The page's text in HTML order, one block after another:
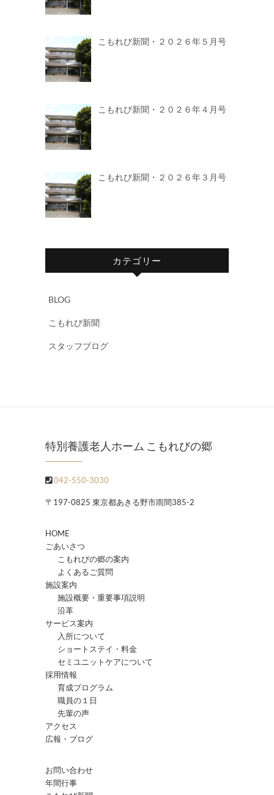
こもれび新聞・２０２６年５月号
こもれび新聞・２０２６年４月号
こもれび新聞・２０２６年３月号
カテゴリー
BLOG
こもれび新聞
スタッフブログ
特別養護老人ホーム こもれびの郷
042-550-3030
〒197-0825 東京都あきる野市雨間385-2
HOME
ごあいさつ
こもれびの郷の案内
よくあるご質問
施設案内
施設概要・重要事項説明
沿革
サービス案内
入所について
ショートステイ・料金
セミユニットケアについて
採用情報
育成プログラム
職員の１日
先輩の声
アクセス
広報・ブログ
お問い合わせ
年間行事